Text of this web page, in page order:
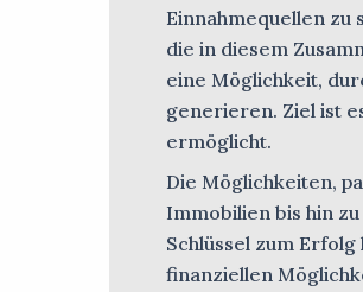
Einnahmequellen zu
die in diesem
eine Möglichkeit,
generieren. Ziel ist
ermöglicht.
Die Möglichkeiten,
Immobilien bis hin
Schlüssel zum
finanziellen